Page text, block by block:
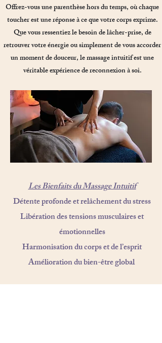
Offrez-vous une parenthèse hors du temps, où chaque
toucher est une réponse à ce que votre corps exprime.
Que vous ressentiez le besoin de lâcher-prise, de
retrouver votre énergie ou simplement de vous accorder
un moment de douceur, le massage intuitif est une
véritable expérience de reconnexion à soi.
Les Bienfaits du Massage Intuitif
Détente profonde et relâchement du stress
Libération des tensions musculaires et
émotionnelles
Harmonisation du corps et de l’esprit
Amélioration du bien-être global